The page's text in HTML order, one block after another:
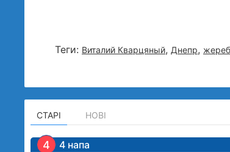
Теги: Виталий Кварцяный, Днепр,
СТАРІ НОВІ
4 4 напа